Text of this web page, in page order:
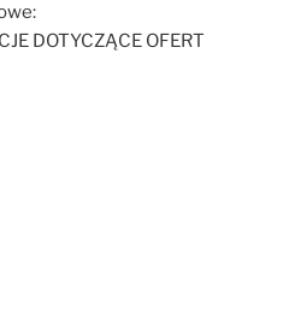
DOTYCZĄCE OFERT